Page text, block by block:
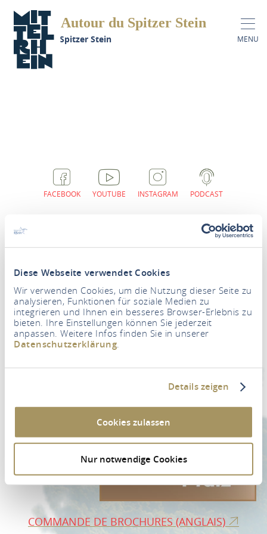
Diese Webseite verwendet Cookies
Wir verwenden Cookies, um die Nutzung dieser Seite zu
analysieren, Funktionen für soziale Medien zu
integrieren und Ihnen ein besseres Browser-Erlebnis zu
bieten. Ihre Einstellungen können Sie jederzeit
anpassen. Weitere Infos finden Sie in unserer
Datenschutzerklärung
Details zeigen
Cookies zulassen
Nur notwendige Cookies
MENU
Autour du Spitzer Stein
Autour du Spitzer Stein
FACEBOOK YOUTUBE INSTAGRAM PODCAST
Newsletter
Votre adresse e-mail*
VERS L'INSCRIPTION À LA NEWSLETTER
COMMANDE DE BROCHURES (ANGLAIS)